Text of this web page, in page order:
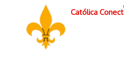
Católica Conect